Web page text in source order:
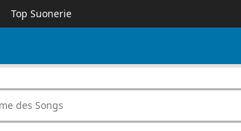
Top Suonerie